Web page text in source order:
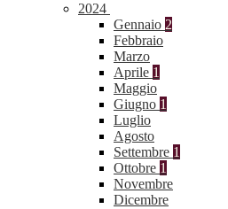
2024
Gennaio 2
Febbraio
Marzo
Aprile 1
Maggio
Giugno 1
Luglio
Agosto
Settembre 1
Ottobre 1
Novembre
Dicembre